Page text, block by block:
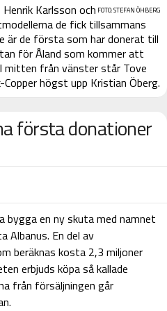
FOTO: STEFAN ÖHBERG
Karlsson och
de fick tillsammans
är de första som har donerat till
för Åland som kommer att
mitten från vänster står Tove
högst upp Kristian Öberg.
första donationer
bygga en ny skuta med namnet
Albanus. En del av
beräknas kosta 2,3 miljoner
erbjuds köpa så kallade
från försäljningen går